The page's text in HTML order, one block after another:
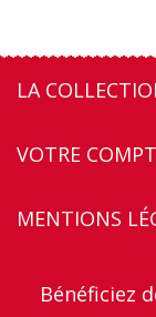
LA
VOTRE
MENTIONS
Bénéficiez